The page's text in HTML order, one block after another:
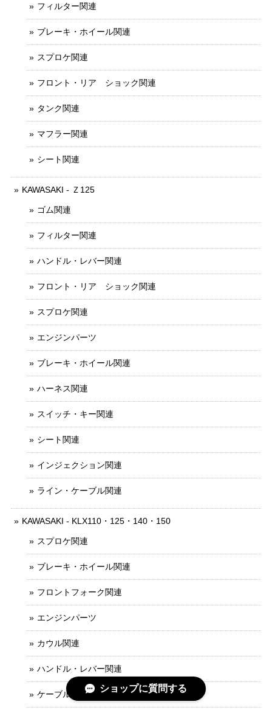
フィルター関連
ブレーキ・ホイール関連
スプロケ関連
フロント・リア ショック関連
タンク関連
マフラー関連
シート関連
KAWASAKI - Ｚ125
ゴム関連
フィルター関連
ハンドル・レバー関連
フロント・リア ショック関連
スプロケ関連
エンジンパーツ
ブレーキ・ホイール関連
ハーネス関連
スイッチ・キー関連
シート関連
インジェクション関連
ライン・ケーブル関連
KAWASAKI - KLX110・125・140・150
スプロケ関連
ブレーキ・ホイール関連
フロントフォーク関連
エンジンパーツ
カウル関連
ハンドル・レバー関連
ケーブル・ライン関連
ショップに質問する